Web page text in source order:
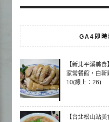
GA4即時
【新北平溪美
家常餐館，白
10(線上：26)
【台北松山站